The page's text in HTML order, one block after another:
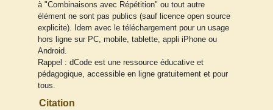
à "Combinaisons avec Répétition" ou tout autre
élément ne sont pas publics (sauf licence open source
explicite). Idem avec le téléchargement pour un usage
hors ligne sur PC, mobile, tablette, appli iPhone ou
Android.
Rappel : dCode est une ressource éducative et
pédagogique, accessible en ligne gratuitement et pour
tous.
Citation